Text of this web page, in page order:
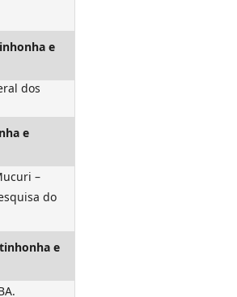
e
dos
e
–
do
e